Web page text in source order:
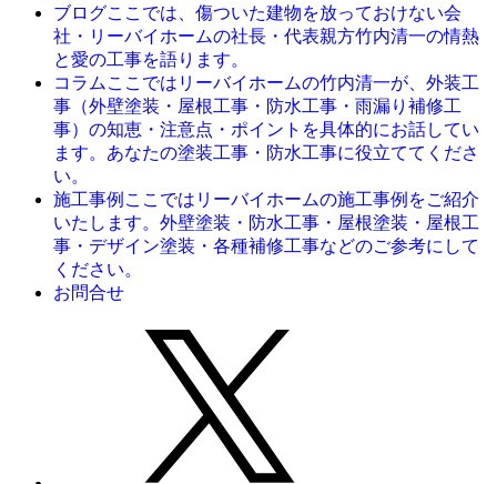
ブログここでは、傷ついた建物を放っておけない会
社・リーバイホームの社長・代表親方竹内清一の情熱
と愛の工事を語ります。
コラム ここではリーバイホームの竹内清一が、外装工
事（外壁塗装・屋根工事・防水工事・雨漏り補修工
事）の知恵・注意点・ポイントを具体的にお話してい
ます。あなたの塗装工事・防水工事に役立ててくださ
い。
施工事例 ここではリーバイホームの施工事例をご紹介
いたします。外壁塗装・防水工事・屋根塗装・屋根工
事・デザイン塗装・各種補修工事などのご参考にして
ください。
お問合せ